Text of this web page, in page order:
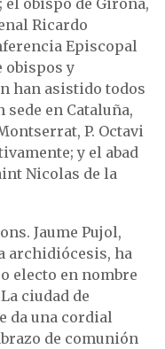
el obispo de Girona,
Ricardo
Episcopal
obispos y
han asistido todos
en Cataluña,
P. Octavi
y el abad
Nicolas de la
Jaume Pujol,
archidiócesis, ha
electo en nombre
ciudad de
da una cordial
de comunión